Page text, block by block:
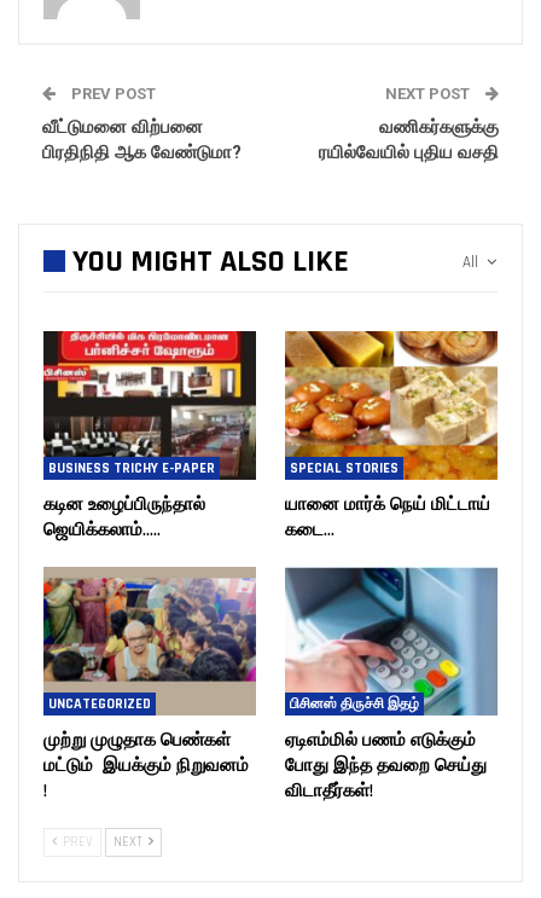
PREV POST
வீட்டுமனை விற்பனை
பிரதிநிதி ஆக வேண்டுமா?
NEXT POST
வணிகர்களுக்கு
ரயில்வேயில் புதிய வசதி
All
YOU MIGHT ALSO LIKE
BUSINESS TRICHY E-PAPER
கடின உழைப்பிருந்தால்
ஜெயிக்கலாம்…..
SPECIAL STORIES
யானை மார்க் நெய் மிட்டாய்
கடை…
UNCATEGORIZED
முற்று முழுதாக பெண்கள்
மட்டும் இயக்கும் நிறுவனம்
!
பிசினஸ் திருச்சி இதழ்
ஏடிஎம்மில் பணம் எடுக்கும்
போது இந்த தவறை செய்து
விடாதீர்கள்!
PREV NEXT